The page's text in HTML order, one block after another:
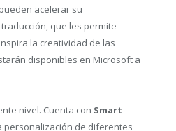
acelerar su
que les permite
la creatividad de las
disponibles en Microsoft a
nivel. Cuenta con Smart
personalización de diferentes